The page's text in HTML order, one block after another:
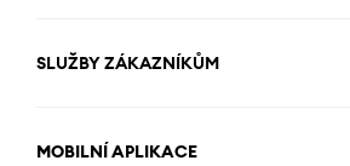
SLUŽBY ZÁKAZNÍKŮM
MOBILNÍ APLIKACE